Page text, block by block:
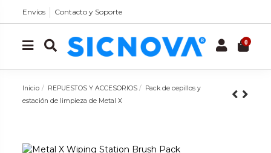
Envíos Contacto y Soporte
0
Inicio REPUESTOS Y ACCESORIOS
Pack de cepillos y
estación de limpieza de Metal X